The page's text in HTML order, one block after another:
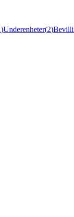
)Underenheter(2)